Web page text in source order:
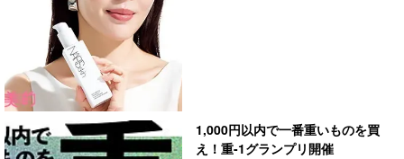
1,000円以内で一番重いものを買
え！重-1グランプリ開催